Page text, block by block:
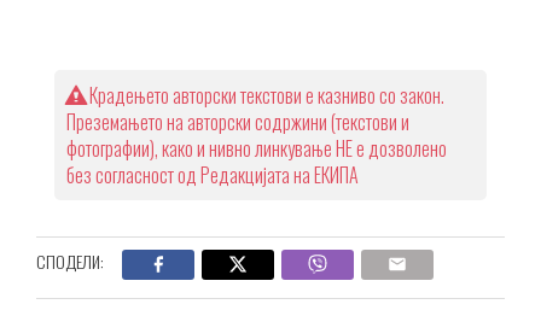
Крадењето авторски текстови е казниво со закон.
Преземањето на авторски содржини (текстови и
фотографии), како и нивно линкување НЕ е дозволено
без согласност од Редакцијата на ЕКИПА
СПОДЕЛИ: